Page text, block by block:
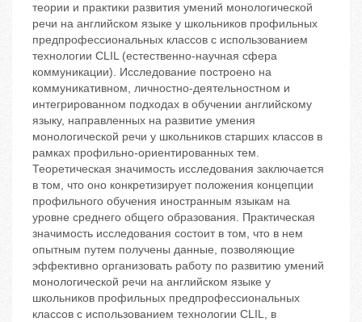
теории и практики развития умений монологической
речи на английском языке у школьников профильных
предпрофессиональных классов с использованием
технологии CLIL (естественно-научная сфера
коммуникации). Исследование построено на
коммуникативном, личностно-деятельностном и
интегрированном подходах в обучении английскому
языку, направленных на развитие умения
монологической речи у школьников старших классов в
рамках профильно-ориентированных тем.
Теоретическая значимость исследования заключается
в том, что оно конкретизирует положения концепции
профильного обучения иностранным языкам на
уровне среднего общего образования. Практическая
значимость исследования состоит в том, что в нем
опытным путем получены данные, позволяющие
эффективно организовать работу по развитию умений
монологической речи на английском языке у
школьников профильных предпрофессиональных
классов с использованием технологии CLIL, в